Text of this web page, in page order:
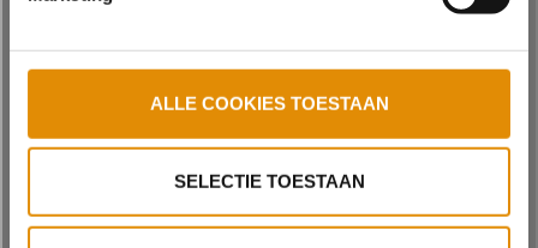
ALLE COOKIES TOESTAAN
SELECTIE TOESTAAN
Dichterbij een betekenisvol leven
Iedereen verdient een betekenisvol leven, waarin
accepteert wie je bent. Om dat dichterbij te
brengen, kijken we elke dag opnieuw naar wat
heeft vanuit wensen, talenten en mogelijkheden